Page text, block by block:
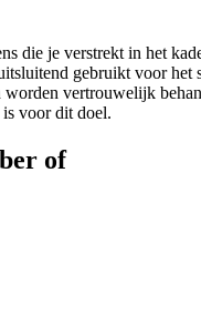
die je verstrekt in het
gebruikt voor het
worden vertrouwelijk
voor dit doel.
of